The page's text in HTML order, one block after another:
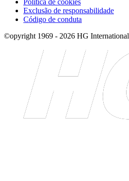
Política de cookies
Exclusão de responsabilidade
Código de conduta
©opyright 1969 - 2026 HG International